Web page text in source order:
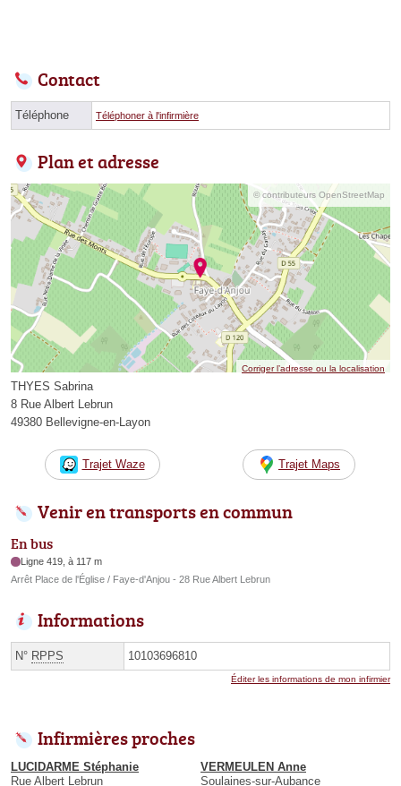
Contact
Téléphone Téléphoner à l'infirmière
Plan et adresse
© contributeurs OpenStreetMap
Corriger l’adresse ou la localisation
THYES Sabrina
8 Rue Albert Lebrun
49380 Bellevigne-en-Layon
Trajet Waze Trajet Maps
Venir en transports en commun
En bus
Ligne 419, à 117 m
Arrêt Place de l'Église / Faye-d'Anjou - 28 Rue Albert Lebrun
Informations
N° RPPS 10103696810
Éditer les informations de mon infirmier
Infirmières proches
LUCIDARME Stéphanie
Rue Albert Lebrun
VERMEULEN Anne
Soulaines-sur-Aubance